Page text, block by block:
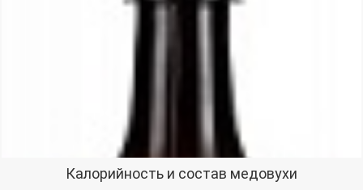
Калорийность и состав медовухи